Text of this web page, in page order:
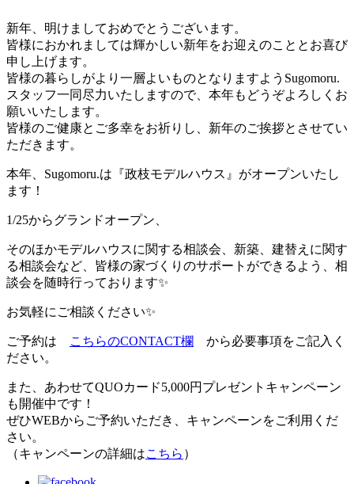
新年、明けましておめでとうございます。
皆様におかれましては輝かしい新年をお迎えのこととお喜び
申し上げます。
皆様の暮らしがより一層よいものとなりますようSugomoru.
スタッフ一同尽力いたしますので、本年もどうぞよろしくお
願いいたします。
皆様のご健康とご多幸をお祈りし、新年のご挨拶とさせてい
ただきます。
本年、Sugomoru.は『政枝モデルハウス』がオープンいたし
ます！
1/25からグランドオープン、
そのほかモデルハウスに関する相談会、新築、建替えに関す
る相談会など、皆様の家づくりのサポートができるよう、相
談会を随時行っております✨
お気軽にご相談ください✨
ご予約は こちらのCONTACT欄 から必要事項をご記入く
ださい。
また、あわせてQUOカード5,000円プレゼントキャンペーン
も開催中です！
ぜひWEBからご予約いただき、キャンペーンをご利用くだ
さい。
（キャンペーンの詳細はこちら ）